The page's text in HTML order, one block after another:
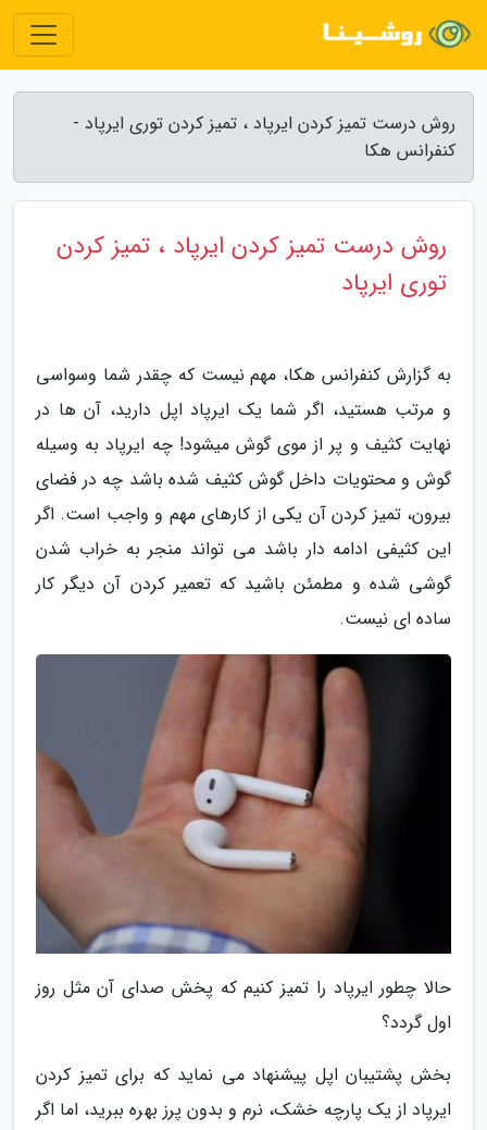
روش درست تمیز کردن ایرپاد ، تمیز کردن توری ایرپاد -
کنفرانس هکا
روش درست تمیز کردن ایرپاد ، تمیز کردن
توری ایرپاد
به گزارش کنفرانس هکا، مهم نیست که چقدر شما وسواسی
و مرتب هستید، اگر شما یک ایرپاد اپل دارید، آن ها در
نهایت کثیف و پر از موی گوش میشود! چه ایرپاد به وسیله
گوش و محتویات داخل گوش کثیف شده باشد چه در فضای
بیرون، تمیز کردن آن یکی از کارهای مهم و واجب است. اگر
این کثیفی ادامه دار باشد می تواند منجر به خراب شدن
گوشی شده و مطمئن باشید که تعمیر کردن آن دیگر کار
ساده ای نیست.
حالا چطور ایرپاد را تمیز کنیم که پخش صدای آن مثل روز
اول گردد؟
بخش پشتیبان اپل پیشنهاد می نماید که برای تمیز کردن
ایرپاد از یک پارچه خشک، نرم و بدون پرز بهره ببرید، اما اگر